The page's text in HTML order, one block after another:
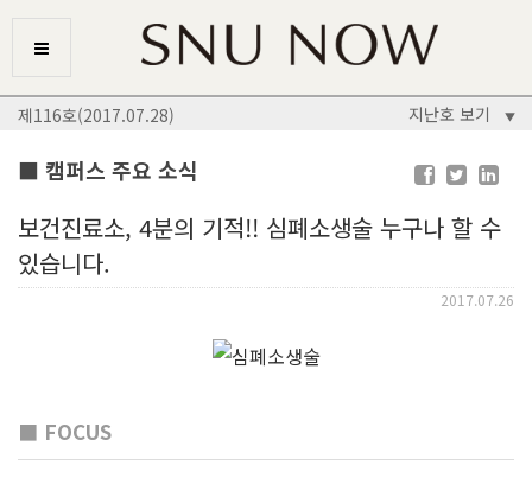
제116호(2017.07.28) 지난호 보기 ▼
■ 캠퍼스 주요 소식
보건진료소, 4분의 기적!! 심폐소생술 누구나 할 수
있습니다.
2017.07.26
■ FOCUS